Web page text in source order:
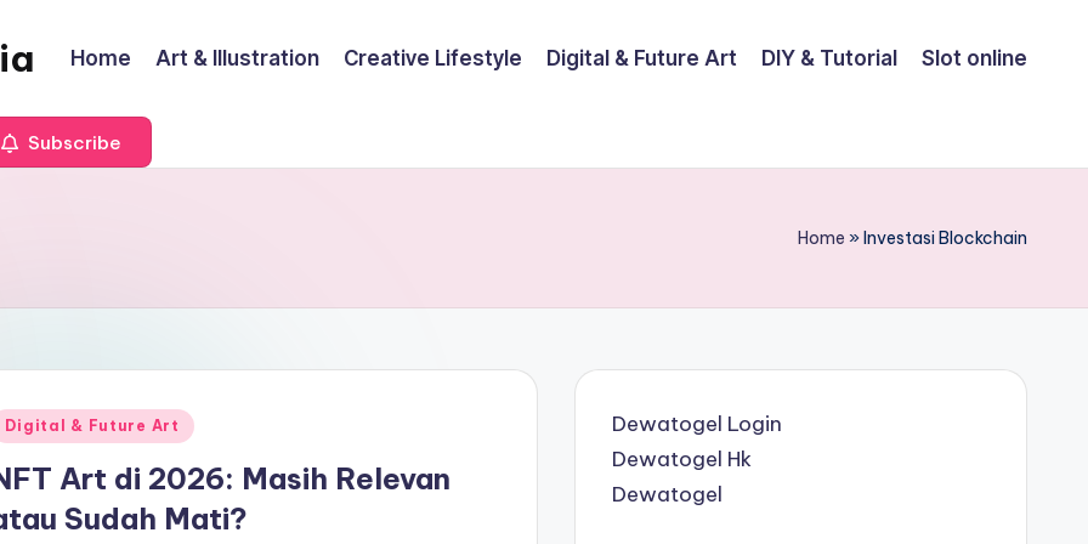
Home Art & Illustration Creative Lifestyle Digital & Future Art DIY & Tutorial Slot online
Subscribe
Home »Investasi Blockchain
Digital & Future Art
Art di 2026: Masih Relevan
Sudah Mati?
Dewatogel Login
Dewatogel Hk
Dewatogel